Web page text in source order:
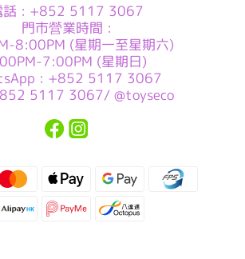
話 : +852 5117 3067
門市營業時間 :
8:00PM (星期一至星期六)
7:00PM (星期日)
: +852 5117 3067
5117 3067/ @toyseco